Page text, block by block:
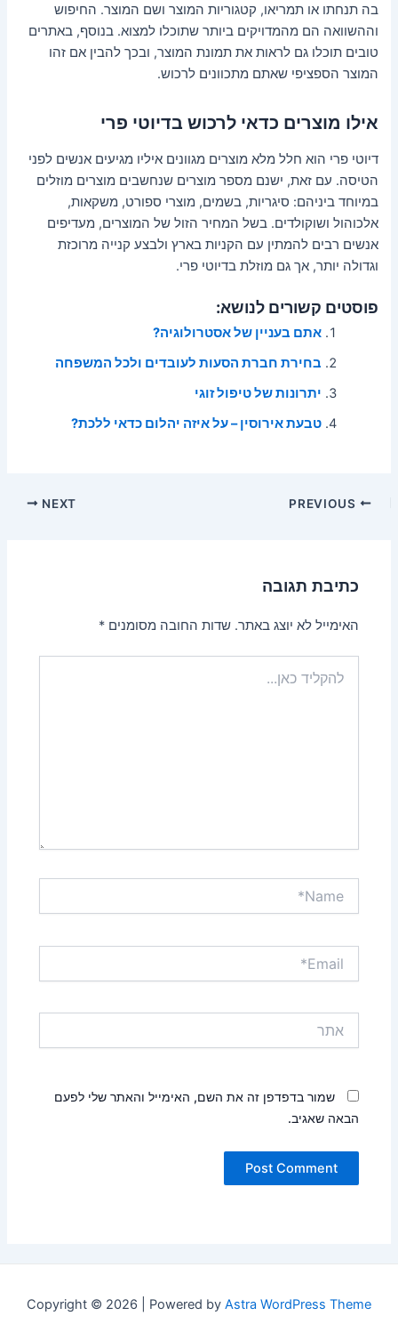
בה תנחתו או תמריאו, קטגוריות המוצר ושם המוצר. החיפוש
וההשוואה הם מהמדויקים ביותר שתוכלו למצוא. בנוסף, באתרים
טובים תוכלו גם לראות את תמונת המוצר, ובכך להבין אם זהו
המוצר הספציפי שאתם מתכוונים לרכוש.
אילו מוצרים כדאי לרכוש בדיוטי פרי
דיוטי פרי הוא חלל מלא מוצרים מגוונים איליו מגיעים אנשים לפני
הטיסה. עם זאת, ישנם מספר מוצרים שנחשבים מוצרים מוזלים
במיוחד ביניהם: סיגריות, בשמים, מוצרי ספורט, משקאות,
אלכוהול ושוקולדים. בשל המחיר הזול של המוצרים, מעדיפים
אנשים רבים להמתין עם הקניות בארץ ולבצע קנייה מרוכזת
וגדולה יותר, אך גם מוזלת בדיוטי פרי.
פוסטים קשורים לנושא:
אתם בעניין של אסטרולוגיה?
בחירת חברת הסעות לעובדים ולכל המשפחה
יתרונות של טיפול זוגי
טבעת אירוסין – על איזה יהלום כדאי ללכת?
Post
NEXT
כתיבת תגובה
האימייל לא יוצג באתר. שדות החובה מסומנים*
כאן...
שמור בדפדפן זה את השם, האימייל והאתר שלי לפעם
הבאה שאגיב.
Copyright © 2026 | Powered by Astra WordPress Theme